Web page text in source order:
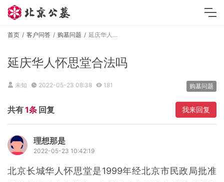
首页 客户问答 购墓问题 延庆华人怀思堂合法吗
延庆华人怀思堂合法吗
未知 2022-05-23 08:38 181 购墓问题
共有1条 回复 我来回复
理想那是
2022-05-23 10:42:19
北京长城华人怀思堂是1999年经北京市民政局批准